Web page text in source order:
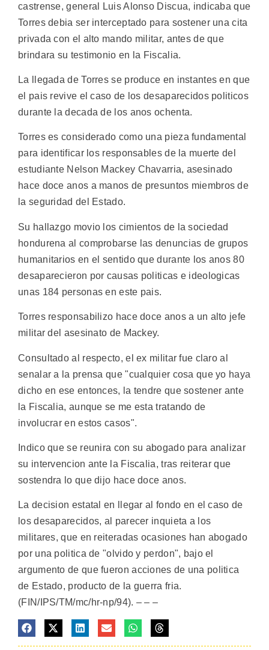
castrense, general Luis Alonso Discua, indicaba que
Torres debia ser interceptado para sostener una cita
privada con el alto mando militar, antes de que
brindara su testimonio en la Fiscalia.
La llegada de Torres se produce en instantes en que
el pais revive el caso de los desaparecidos politicos
durante la decada de los anos ochenta.
Torres es considerado como una pieza fundamental
para identificar los responsables de la muerte del
estudiante Nelson Mackey Chavarria, asesinado
hace doce anos a manos de presuntos miembros de
la seguridad del Estado.
Su hallazgo movio los cimientos de la sociedad
hondurena al comprobarse las denuncias de grupos
humanitarios en el sentido que durante los anos 80
desaparecieron por causas politicas e ideologicas
unas 184 personas en este pais.
Torres responsabilizo hace doce anos a un alto jefe
militar del asesinato de Mackey.
Consultado al respecto, el ex militar fue claro al
senalar a la prensa que "cualquier cosa que yo haya
dicho en ese entonces, la tendre que sostener ante
la Fiscalia, aunque se me esta tratando de
involucrar en estos casos".
Indico que se reunira con su abogado para analizar
su intervencion ante la Fiscalia, tras reiterar que
sostendra lo que dijo hace doce anos.
La decision estatal en llegar al fondo en el caso de
los desaparecidos, al parecer inquieta a los
militares, que en reiteradas ocasiones han abogado
por una politica de "olvido y perdon", bajo el
argumento de que fueron acciones de una politica
de Estado, producto de la guerra fria.
(FIN/IPS/TM/mc/hr-np/94). – – –